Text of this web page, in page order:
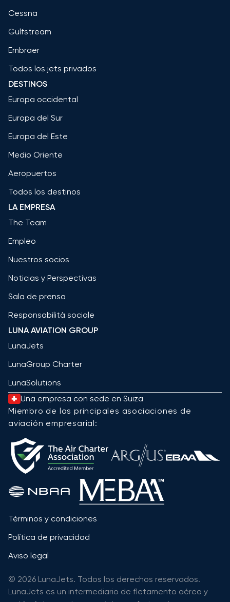
Cessna
Gulfstream
Embraer
Todos los jets privados
DESTINOS
Europa occidental
Europa del Sur
Europa del Este
Medio Oriente
Aeropuertos
Todos los destinos
LA EMPRESA
The Team
Empleo
Nuestros socios
Noticias y Perspectivas
Sala de prensa
Responsabilità sociale
LUNA AVIATION GROUP
LunaJets
LunaGroup Charter
LunaSolutions
Una empresa con sede en Suiza
Miembro de las principales asociaciones de
aviación empresarial:
Términos y condiciones
Política de privacidad
Aviso legal
© 2026 LunaJets. Todos los derechos reservados.
LunaJets es un intermediario de fletamento aéreo y